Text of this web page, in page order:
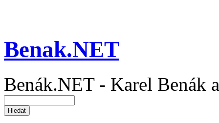
Benak.NET
Benák.NET - Karel Benák